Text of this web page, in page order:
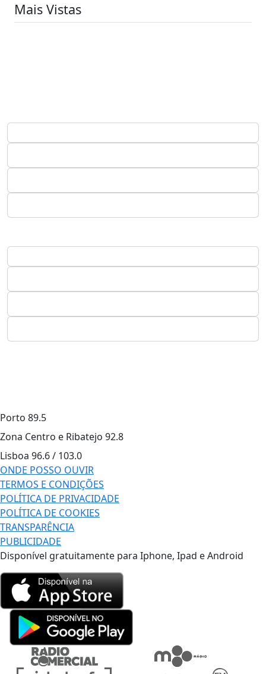
Mais Vistas
Porto 89.5
Zona Centro e Ribatejo 92.8
Lisboa 96.6 / 103.0
ONDE POSSO OUVIR
TERMOS E CONDIÇÕES
POLÍTICA DE PRIVACIDADE
POLÍTICA DE COOKIES
TRANSPARÊNCIA
PUBLICIDADE
Disponível gratuitamente para Iphone, Ipad e Android